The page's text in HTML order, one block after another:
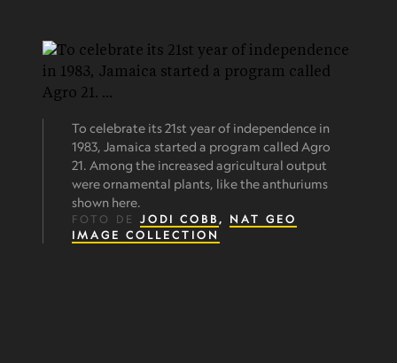
To celebrate its 21st year of independence in
1983, Jamaica started a program called Agro
21. Among the increased agricultural output
were ornamental plants, like the anthuriums
shown here.
FOTO DE JODI COBB , NAT GEO
IMAGE COLLECTION